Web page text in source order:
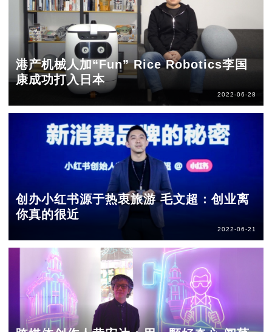
港产机械人加“Fun” Rice Robotics李国
康成功打入日本
2022-06-28
创办小红书源于热衷旅游 毛文超：创业离
你真的很近
2022-06-21